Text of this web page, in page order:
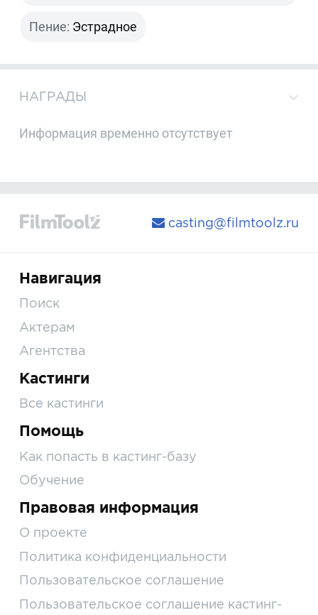
Пение: Эстрадное
НАГРАДЫ
Информация временно отсутствует
casting@filmtoolz.ru
Навигация
Поиск
Актерам
Агентства
Кастинги
Все кастинги
Помощь
Как попасть в кастинг-базу
Обучение
Правовая информация
О проекте
Политика конфиденциальности
Пользовательское соглашение
Пользовательское соглашение кастинг-